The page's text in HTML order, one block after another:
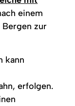
einem
Bergen zur
kann
erfolgen.